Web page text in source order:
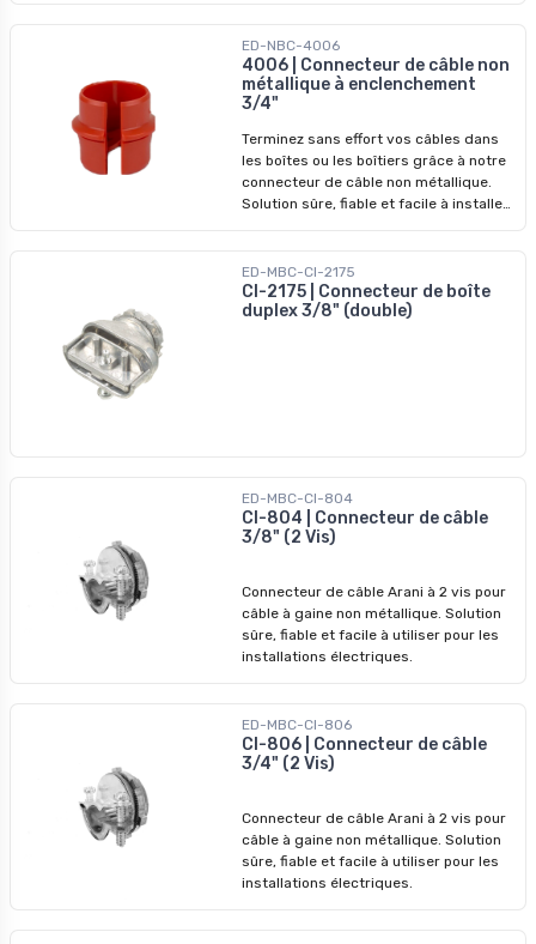
ED-NBC-4006
4006 | Connecteur de câble non
métallique à enclenchement
3/4"
Terminez sans effort vos câbles dans
les boîtes ou les boîtiers grâce à notre
connecteur de câble non métallique.
Solution sûre, fiable et facile à installer
ED-MBC-CI-2175
CI-2175 | Connecteur de boîte
duplex 3/8" (double)
ED-MBC-CI-804
CI-804 | Connecteur de câble
3/8" (2 Vis)
Connecteur de câble Arani à 2 vis pour
câble à gaine non métallique. Solution
sûre, fiable et facile à utiliser pour les
installations électriques.
ED-MBC-CI-806
CI-806 | Connecteur de câble
3/4" (2 Vis)
Connecteur de câble Arani à 2 vis pour
câble à gaine non métallique. Solution
sûre, fiable et facile à utiliser pour les
installations électriques.